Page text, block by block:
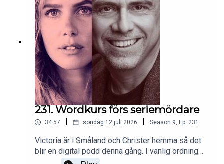
231. Wordkurs förs seriemördare
34:57 söndag 12 juli 2026 Season 9, Ep. 231
Victoria är i Småland och Christer hemma så det
blir en digital podd denna gång. I vanlig ordning
blandad soppa, seriemördare, filmen Heat och